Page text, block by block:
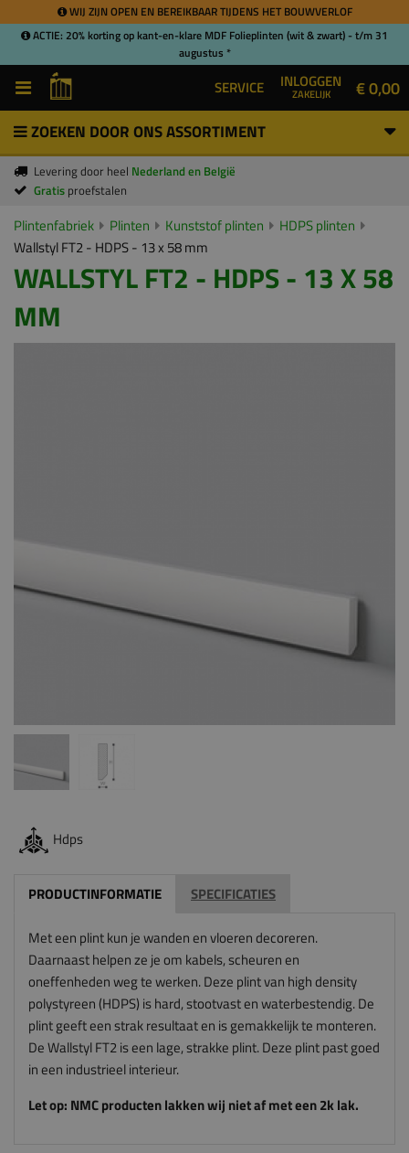
WIJ ZIJN OPEN EN BEREIKBAAR TIJDENS HET BOUWVERLOF
ACTIE: 20% korting op kant-en-klare MDF Folieplinten (wit & zwart) - t/m 31
augustus *
SERVICE INLOGGEN
ZAKELIJK € 0,00
ZOEKEN DOOR ONS ASSORTIMENT
Levering door heel Nederland en België
Gratis proefstalen
Plintenfabriek Plinten Kunststof plinten
HDPS plinten
Wallstyl FT2 - HDPS - 13 x 58 mm
WALLSTYL FT2 - HDPS - 13 X 58
MM
Hdps
PRODUCTINFORMATIE SPECIFICATIES
Met een plint kun je wanden en vloeren decoreren.
Daarnaast helpen ze je om kabels, scheuren en
oneffenheden weg te werken. Deze plint van high density
polystyreen (HDPS) is hard, stootvast en waterbestendig. De
plint geeft een strak resultaat en is gemakkelijk te monteren.
De Wallstyl FT2 is een lage, strakke plint. Deze plint past goed
in een industrieel interieur.
Let op: NMC producten lakken wij niet af met een 2k lak.